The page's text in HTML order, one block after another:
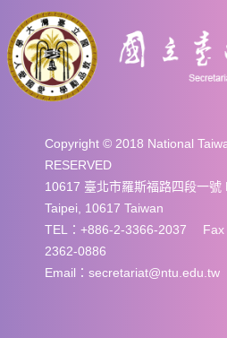
Copyright © 2018 National
RESERVED
10617 臺北市羅斯福路四段一
Taipei, 10617 Taiwan
TEL：+886-2-3366-2037 Fax
2362-0886
Email：secretariat@ntu.edu.tw